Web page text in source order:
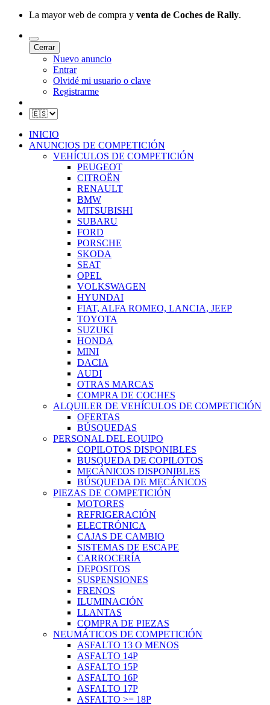
La mayor web de compra y venta de Coches de Rally.
Cerrar
Nuevo anuncio
Entrar
Olvidé mi usuario o clave
Registrarme
INICIO
ANUNCIOS DE COMPETICIÓN
VEHÍCULOS DE COMPETICIÓN
PEUGEOT
CITROËN
RENAULT
BMW
MITSUBISHI
SUBARU
FORD
PORSCHE
SKODA
SEAT
OPEL
VOLKSWAGEN
HYUNDAI
FIAT, ALFA ROMEO, LANCIA, JEEP
TOYOTA
SUZUKI
HONDA
MINI
DACIA
AUDI
OTRAS MARCAS
COMPRA DE COCHES
ALQUILER DE VEHÍCULOS DE COMPETICIÓN
OFERTAS
BÚSQUEDAS
PERSONAL DEL EQUIPO
COPILOTOS DISPONIBLES
BUSQUEDA DE COPILOTOS
MECÁNICOS DISPONIBLES
BÚSQUEDA DE MECÁNICOS
PIEZAS DE COMPETICIÓN
MOTORES
REFRIGERACIÓN
ELECTRÓNICA
CAJAS DE CAMBIO
SISTEMAS DE ESCAPE
CARROCERÍA
DEPOSITOS
SUSPENSIONES
FRENOS
ILUMINACIÓN
LLANTAS
COMPRA DE PIEZAS
NEUMÁTICOS DE COMPETICIÓN
ASFALTO 13 O MENOS
ASFALTO 14P
ASFALTO 15P
ASFALTO 16P
ASFALTO 17P
ASFALTO >= 18P